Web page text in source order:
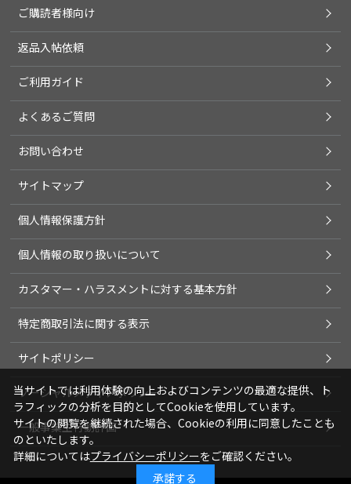
ご購読者様向け
返品入帖依頼
ご利用ガイド
よくあるご質問
お問い合わせ
サイトマップ
個人情報保護方針
個人情報の取り扱いについて
カスタマー・ハラスメントに対する基本方針
特定商取引法に関する表示
サイトポリシー
ソーシャルメディアポリシー
一般事業主行動計画
当サイトでは利用体験の向上およびコンテンツの最適な提供、ト
ラフィックの分析を目的としてCookieを使用しています。
サイトの閲覧を継続された場合、Cookieの利用に同意したことも
のといたします。
詳細についてはプライバシーポリシーをご確認ください。
承諾する